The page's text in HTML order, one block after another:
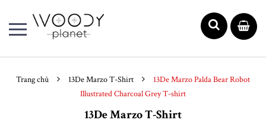
Trang chủ 13De Marzo T-Shirt
13De Marzo Palda Bear Robot
Illustrated Charcoal Grey T-shirt
13De Marzo T-Shirt